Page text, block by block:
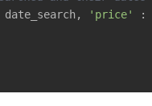
'price' :